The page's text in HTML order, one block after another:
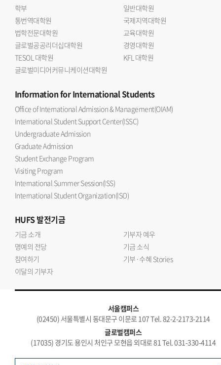
학부
일반대학원
통번역대학원
국제지역대학원
법학전문대학원
교육대학원
글로벌공공리더십대학원
경영대학원
TESOL 대학원
KFL 대학원
글로벌미디어커뮤니케이션대학원
Informationfor International Students
Office of International Admission & Management(OIAM)
International Student Support Center(ISSC)
Undergraduate Admission
Graduate Admission
Student Exchange Program
Visiting Program
International Summer Session(ISS)
International Student Organization(ISO)
HUFS발전기금
기금 소개
기부자 예우
명예의 전당
기금 소식
참여하기
기부·수혜 Stories
이달의 기부자
서울캠퍼스
(02450) 서울특별시 동대문구 이문로 107 Tel. 82-2-2173-2114
글로벌캠퍼스
(17035) 경기도 용인시 처인구 모현읍 외대로 81 Tel. 031-330-4114